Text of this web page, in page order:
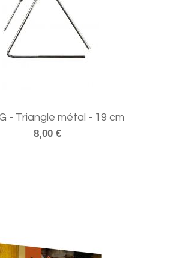
- Triangle métal - 19 cm
8,00 €